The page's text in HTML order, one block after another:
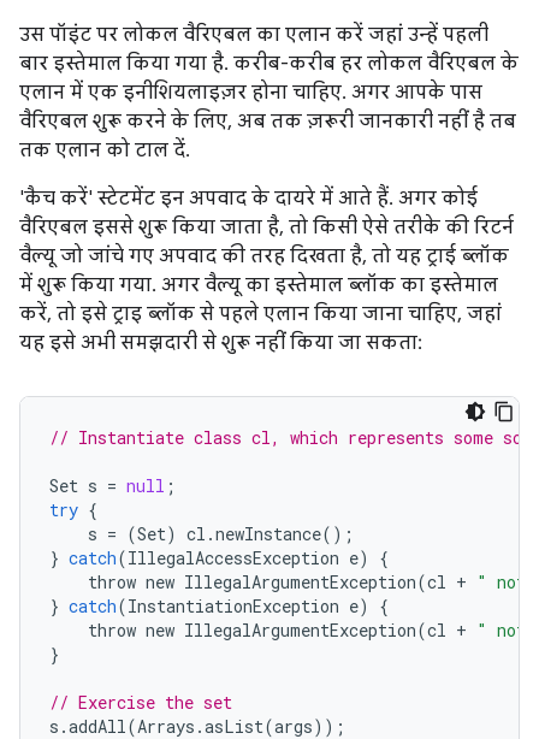
उस पॉइंट पर लोकल वैरिएबल का एलान करें जहां उन्हें पहली
बार इस्तेमाल किया गया है. करीब-करीब हर लोकल वैरिएबल के
एलान में एक इनीशियलाइज़र होना चाहिए. अगर आपके पास
वैरिएबल शुरू करने के लिए, अब तक ज़रूरी जानकारी नहीं है तब
तक एलान को टाल दें.
'कैच करें' स्टेटमेंट इन अपवाद के दायरे में आते हैं. अगर कोई
वैरिएबल इससे शुरू किया जाता है, तो किसी ऐसे तरीके की रिटर्न
वैल्यू जो जांचे गए अपवाद की तरह दिखता है, तो यह ट्राई ब्लॉक
में शुरू किया गया. अगर वैल्यू का इस्तेमाल ब्लॉक का इस्तेमाल
करें, तो इसे ट्राइ ब्लॉक से पहले एलान किया जाना चाहिए, जहां
यह इसे अभी समझदारी से शुरू नहीं किया जा सकता:
// Instantiate class cl, which represents some
Set s = null ;
try {
s = (Set) cl .newInstance();
} catch(IllegalAccessException e)
{
throw new IllegalArgumentException(cl + " not
} catch(InstantiationException e)
{
throw new IllegalArgumentException(cl + " not
}
// Exercise the set
s .addAll(Arrays .asList(args));